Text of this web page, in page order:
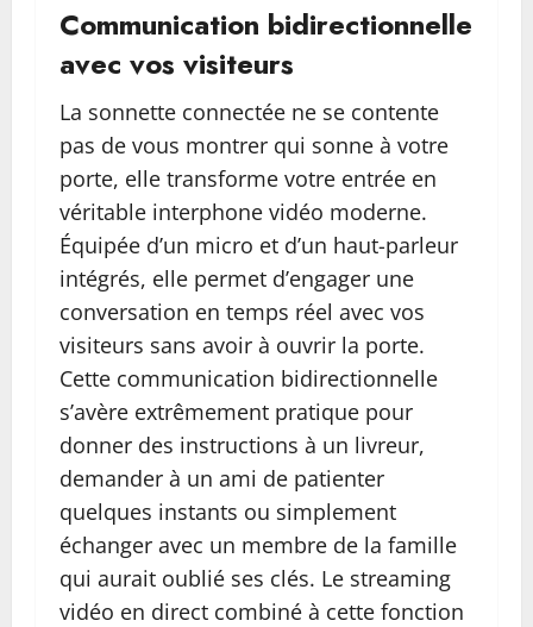
Communication bidirectionnelle
avec vos visiteurs
La sonnette connectée ne se contente
pas de vous montrer qui sonne à votre
porte, elle transforme votre entrée en
véritable interphone vidéo moderne.
Équipée d’un micro et d’un haut-parleur
intégrés, elle permet d’engager une
conversation en temps réel avec vos
visiteurs sans avoir à ouvrir la porte.
Cette communication bidirectionnelle
s’avère extrêmement pratique pour
donner des instructions à un livreur,
demander à un ami de patienter
quelques instants ou simplement
échanger avec un membre de la famille
qui aurait oublié ses clés. Le streaming
vidéo en direct combiné à cette fonction